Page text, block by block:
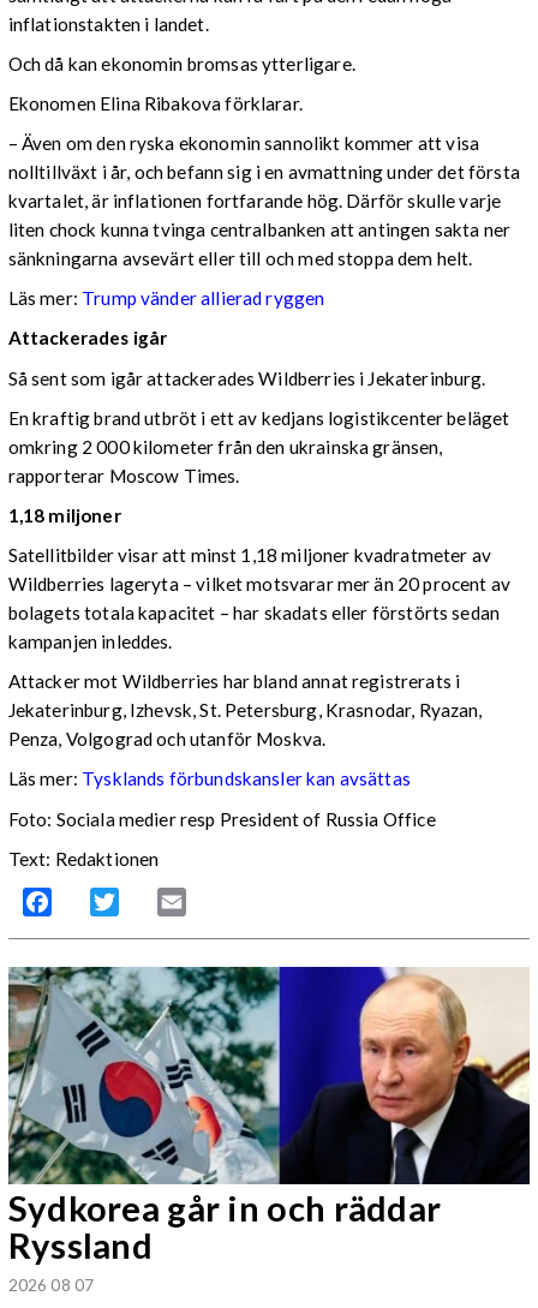
inflationstakten i landet.
Och då kan ekonomin bromsas ytterligare.
Ekonomen Elina Ribakova förklarar.
– Även om den ryska ekonomin sannolikt kommer att visa
nolltillväxt i år, och befann sig i en avmattning under det första
kvartalet, är inflationen fortfarande hög. Därför skulle varje
liten chock kunna tvinga centralbanken att antingen sakta ner
sänkningarna avsevärt eller till och med stoppa dem helt.
Läs mer: Trump vänder allierad ryggen
Attackerades igår
Så sent som igår attackerades Wildberries i Jekaterinburg.
En kraftig brand utbröt i ett av kedjans logistikcenter beläget
omkring 2 000 kilometer från den ukrainska gränsen,
rapporterar Moscow Times.
1,18 miljoner
Satellitbilder visar att minst 1,18 miljoner kvadratmeter av
Wildberries lageryta – vilket motsvarar mer än 20 procent av
bolagets totala kapacitet – har skadats eller förstörts sedan
kampanjen inleddes.
Attacker mot Wildberries har bland annat registrerats i
Jekaterinburg, Izhevsk, St. Petersburg, Krasnodar, Ryazan,
Penza, Volgograd och utanför Moskva.
Läs mer: Tysklands förbundskansler kan avsättas
Foto: Sociala medier resp President of Russia Office
Text: Redaktionen
Facebook Twitter
Sydkorea går in och räddar
Ryssland
2026 08 07